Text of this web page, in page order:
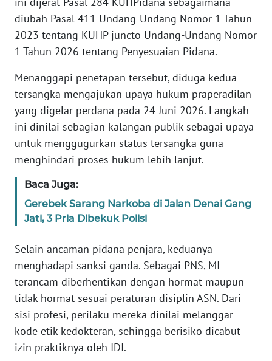
diubah Pasal 411 Undang-Undang Nomor 1 Tahun
2023 tentang KUHP juncto Undang-Undang Nomor
1 Tahun 2026 tentang Penyesuaian Pidana.
Menanggapi penetapan tersebut, diduga kedua
tersangka mengajukan upaya hukum praperadilan
yang digelar perdana pada 24 Juni 2026. Langkah
ini dinilai sebagian kalangan publik sebagai upaya
untuk menggugurkan status tersangka guna
menghindari proses hukum lebih lanjut.
Baca Juga:
Gerebek Sarang Narkoba di Jalan Denai Gang
Jati, 3 Pria Dibekuk Polisi
Selain ancaman pidana penjara, keduanya
menghadapi sanksi ganda. Sebagai PNS, MI
terancam diberhentikan dengan hormat maupun
tidak hormat sesuai peraturan disiplin ASN. Dari
sisi profesi, perilaku mereka dinilai melanggar
kode etik kedokteran, sehingga berisiko dicabut
izin praktiknya oleh IDI.
WN
SULTENG
WN
BABEL
WN
SUMBAR
SUMSEL
BENGKULU
WN
LAMPUNG
WN